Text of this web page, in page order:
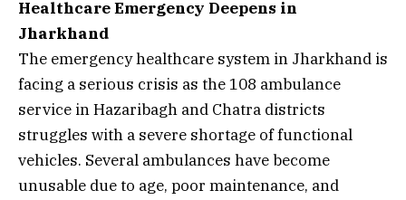
Healthcare Emergency Deepens in
Jharkhand
The emergency healthcare system in Jharkhand is
facing a serious crisis as the 108 ambulance
service in Hazaribagh and Chatra districts
struggles with a severe shortage of functional
vehicles. Several ambulances have become
unusable due to age, poor maintenance, and